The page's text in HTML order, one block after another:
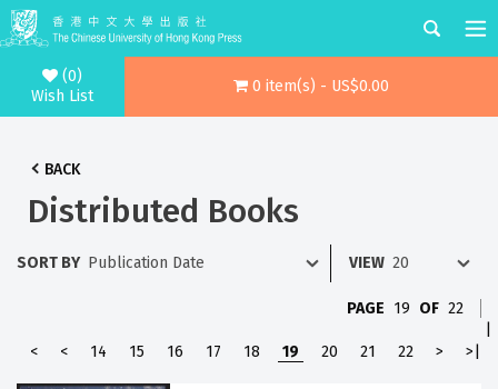
(0)
Wish List
0 item(s) - US$0.00
BACK
Distributed Books
SORT BY VIEW
PAGE 19 OF 22
<
< 14 15 16 17 18 19 20 21 22 > >|